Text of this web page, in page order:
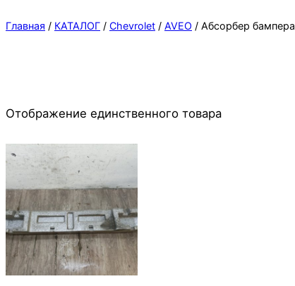
Главная / КАТАЛОГ / Chevrolet / AVEO / Абсорбер бампера
Отображение единственного товара